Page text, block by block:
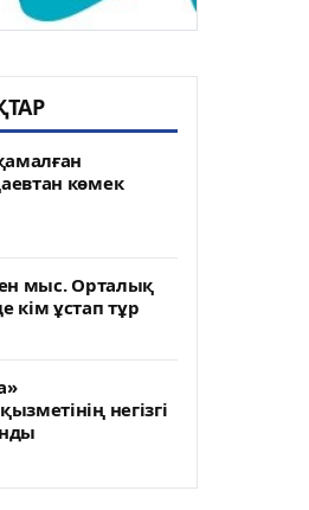
көмек
мыс. Орталық
кім ұстап тұр
негізгі